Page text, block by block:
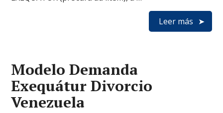
Leer más
Modelo Demanda
Exequátur Divorcio
Venezuela